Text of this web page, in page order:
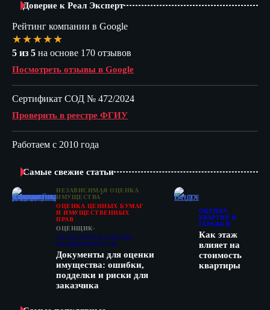
Доверие к Реал Эксперт
Рейтинг компании в Google
★★★★★
5 из 5 на основе 170 отзывов
Посмотреть отзывы в Google
Сертификат СОД № 472/2024
Проверить в реестре ФГИУ
Работаем с 2010 года
Самые свежие статьи
НЕЗАВИСИМАЯ ОЦЕНКА
ИМУЩЕСТВА
ОЦЕНКА ЦЕННЫХ БУМАГ
И ИМУЩЕСТВЕННЫХ
ПРАВ
ОЦЕНЩИК
ЭКСПЕРТНАЯ ОЦЕНКА
НЕДВИЖИМОСТИ
Документы для оценки
имущества: ошибки,
подделки и риски для
заказчика
ОЦЕНКА
КВАРТИР И
ГАРАЖЕЙ
Как этаж
влияет на
стоимость
квартиры